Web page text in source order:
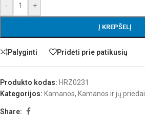
- +
Į KREPŠELĮ
Palyginti Pridėti prie patikusių
Produkto kodas: HRZ0231
Kategorijos: Kamanos, Kamanos ir jų priedai
Share: